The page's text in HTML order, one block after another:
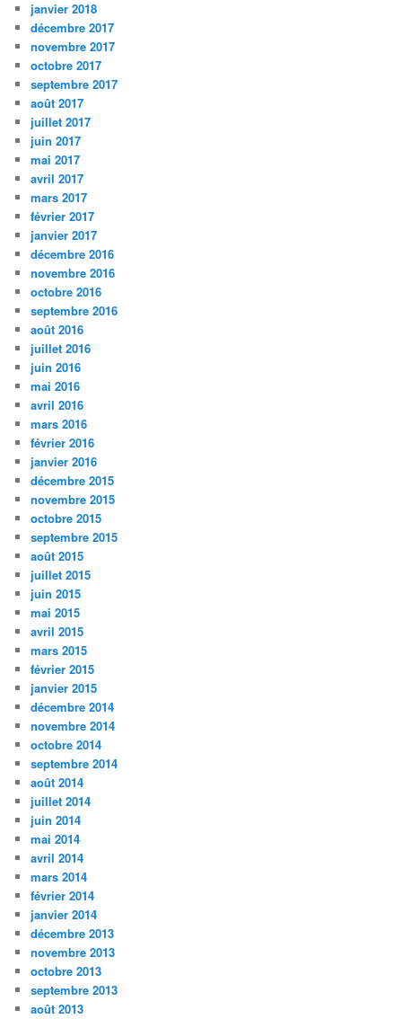
janvier 2018
décembre 2017
novembre 2017
octobre 2017
septembre 2017
août 2017
juillet 2017
juin 2017
mai 2017
avril 2017
mars 2017
février 2017
janvier 2017
décembre 2016
novembre 2016
octobre 2016
septembre 2016
août 2016
juillet 2016
juin 2016
mai 2016
avril 2016
mars 2016
février 2016
janvier 2016
décembre 2015
novembre 2015
octobre 2015
septembre 2015
août 2015
juillet 2015
juin 2015
mai 2015
avril 2015
mars 2015
février 2015
janvier 2015
décembre 2014
novembre 2014
octobre 2014
septembre 2014
août 2014
juillet 2014
juin 2014
mai 2014
avril 2014
mars 2014
février 2014
janvier 2014
décembre 2013
novembre 2013
octobre 2013
septembre 2013
août 2013